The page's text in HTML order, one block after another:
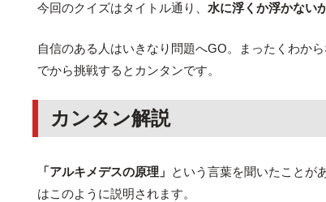
今回のクイズはタイトル通り、水に浮くか浮かない
自信のある人はいきなり問題へGO。まったくわか
でから挑戦するとカンタンです。
カンタン解説
「アルキメデスの原理」 という言葉を聞いたことが
はこのように説明されます。